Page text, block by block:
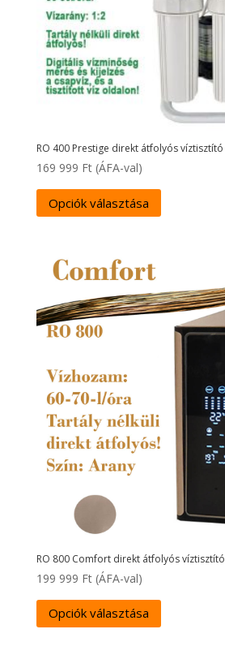
RO 400 Prestige direkt átfolyós víztisztító
169 999 Ft (ÁFA-val)
Opciók választása
RO 800 Comfort direkt átfolyós víztisztító
199 999 Ft (ÁFA-val)
Opciók választása